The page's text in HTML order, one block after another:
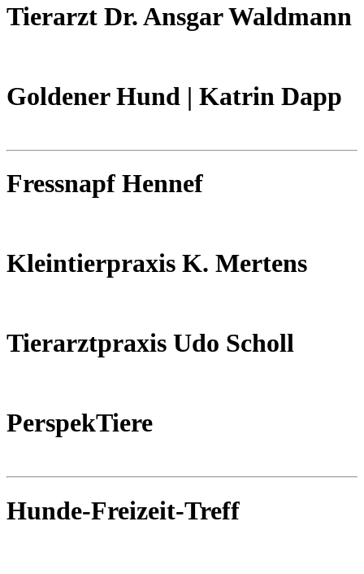
Tierarzt Dr. Ansgar Waldmann
Goldener Hund | Katrin Dapp
Fressnapf Hennef
Kleintierpraxis K. Mertens
Tierarztpraxis Udo Scholl
PerspekTiere
Hunde-Freizeit-Treff